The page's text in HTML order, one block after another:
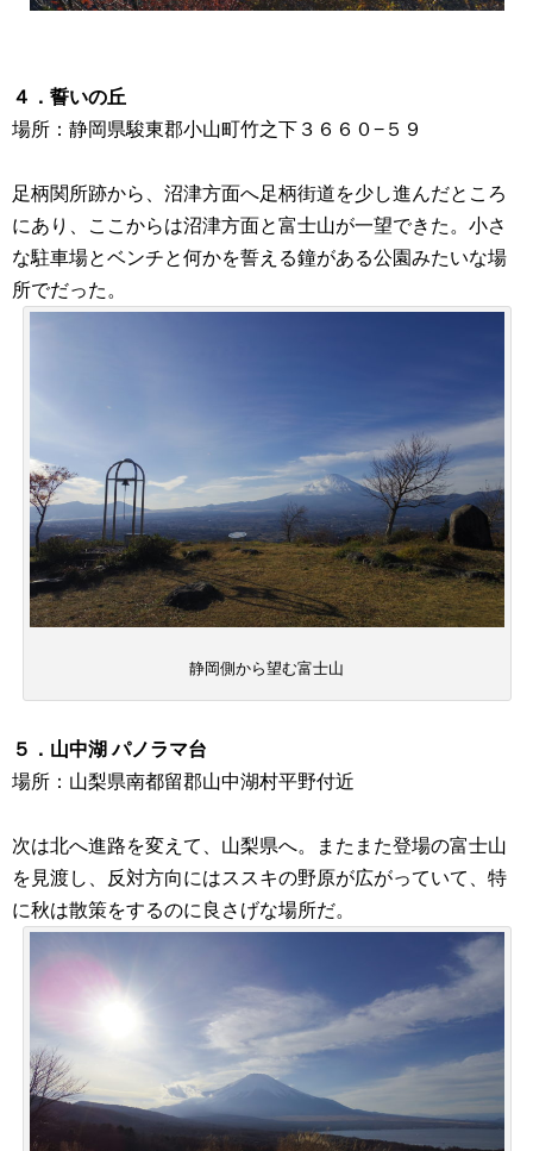
４．誓いの丘
場所：静岡県駿東郡小山町竹之下３６６０−５９
足柄関所跡から、沼津方面へ足柄街道を少し進んだところ
にあり、ここからは沼津方面と富士山が一望できた。小さ
な駐車場とベンチと何かを誓える鐘がある公園みたいな場
所でだった。
静岡側から望む富士山
５．山中湖 パノラマ台
場所：山梨県南都留郡山中湖村平野付近
次は北へ進路を変えて、山梨県へ。またまた登場の富士山
を見渡し、反対方向にはススキの野原が広がっていて、特
に秋は散策をするのに良さげな場所だ。